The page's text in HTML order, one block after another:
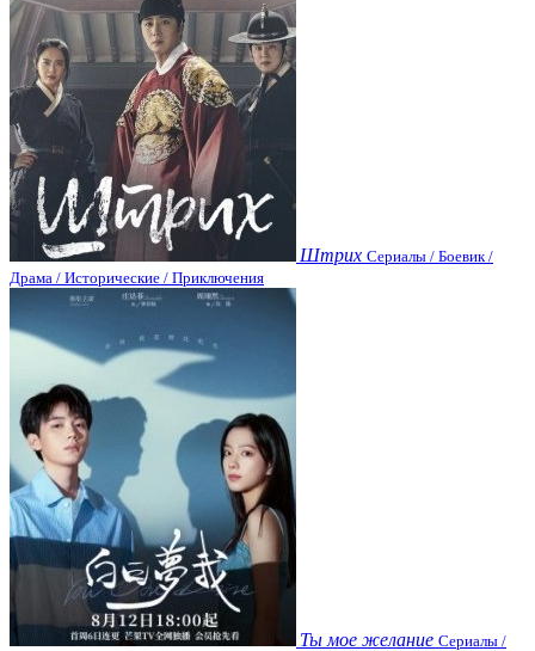
Штрих Сериалы / Боевик /
Драма / Исторические / Приключения
Ты мое желание Сериалы /